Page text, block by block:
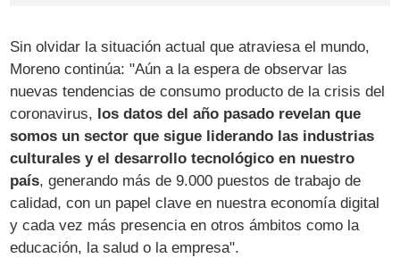
Sin olvidar la situación actual que atraviesa el mundo,
Moreno continúa: "Aún a la espera de observar las
nuevas tendencias de consumo producto de la crisis del
coronavirus, los datos del año pasado revelan que
somos un sector que sigue liderando las industrias
culturales y el desarrollo tecnológico en nuestro
país, generando más de 9.000 puestos de trabajo de
calidad, con un papel clave en nuestra economía digital
y cada vez más presencia en otros ámbitos como la
educación, la salud o la empresa".